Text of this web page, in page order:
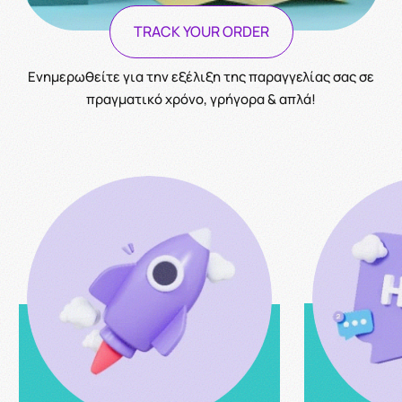
TRACK YOUR ORDER
Ενημερωθείτε για την εξέλιξη της παραγγελίας σας σε
πραγματικό χρόνο, γρήγορα & απλά!